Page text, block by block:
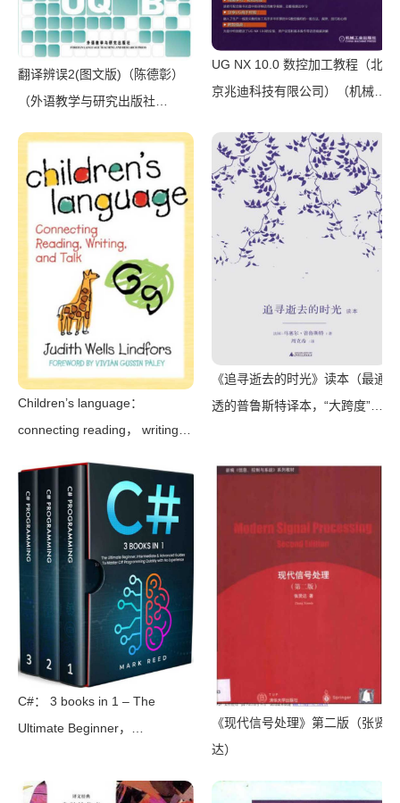
翻译辨误2(图文版)（陈德彰）
（外语教学与研究出版社
UG NX 10.0 数控加工教程（北
京兆迪科技有限公司）（机械工
Children’s language：
connecting reading， writing，
Lindfors）（Teachers College
Press 2008）
《追寻逝去的时光》读本（最通
透的普鲁斯特译本，“大跨度”节
C#： 3 books in 1 – The
Ultimate Beginner，
Guides to Master C#
《现代信号处理》第二版（张贤
达）